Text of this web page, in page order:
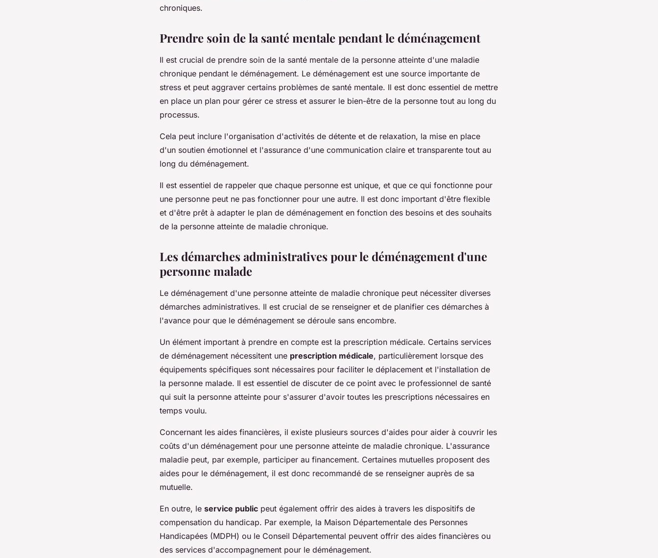
chroniques.
Prendre soin de la santé mentale pendant le déménagement
Il est crucial de prendre soin de la santé mentale de la personne atteinte d'une maladie
chronique pendant le déménagement. Le déménagement est une source importante de
stress et peut aggraver certains problèmes de santé mentale. Il est donc essentiel de mettre
en place un plan pour gérer ce stress et assurer le bien-être de la personne tout au long du
processus.
Cela peut inclure l'organisation d'activités de détente et de relaxation, la mise en place
d'un soutien émotionnel et l'assurance d'une communication claire et transparente tout au
long du déménagement.
Il est essentiel de rappeler que chaque personne est unique, et que ce qui fonctionne pour
une personne peut ne pas fonctionner pour une autre. Il est donc important d'être flexible
et d'être prêt à adapter le plan de déménagement en fonction des besoins et des souhaits
de la personne atteinte de maladie chronique.
Les démarches administratives pour le déménagement d'une
personne malade
Le déménagement d'une personne atteinte de maladie chronique peut nécessiter diverses
démarches administratives. Il est crucial de se renseigner et de planifier ces démarches à
l'avance pour que le déménagement se déroule sans encombre.
Un élément important à prendre en compte est la prescription médicale. Certains services
de déménagement nécessitent une prescription médicale, particulièrement lorsque des
équipements spécifiques sont nécessaires pour faciliter le déplacement et l'installation de
la personne malade. Il est essentiel de discuter de ce point avec le professionnel de santé
qui suit la personne atteinte pour s'assurer d'avoir toutes les prescriptions nécessaires en
temps voulu.
Concernant les aides financières, il existe plusieurs sources d'aides pour aider à couvrir les
coûts d'un déménagement pour une personne atteinte de maladie chronique. L'assurance
maladie peut, par exemple, participer au financement. Certaines mutuelles proposent des
aides pour le déménagement, il est donc recommandé de se renseigner auprès de sa
mutuelle.
En outre, le service public peut également offrir des aides à travers les dispositifs de
compensation du handicap. Par exemple, la Maison Départementale des Personnes
Handicapées (MDPH) ou le Conseil Départemental peuvent offrir des aides financières ou
des services d'accompagnement pour le déménagement.